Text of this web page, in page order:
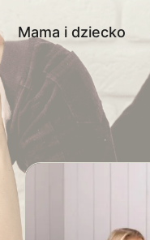
Mama i dziecko